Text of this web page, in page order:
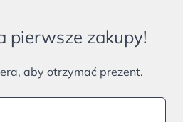
pierwsze zakupy!
aby otrzymać prezent.